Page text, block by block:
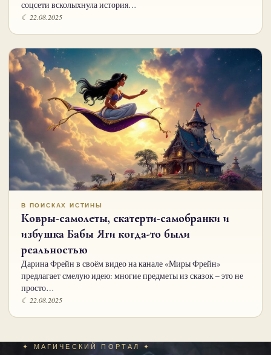
соцсети всколыхнула история…
☾ 22.08.2025
В ПОИСКАХ ИСТИНЫ
Ковры-самолеты, скатерти-самобранки и
избушка Бабы Яги когда-то были
реальностью
Дарина Фрейн в своём видео на канале «Миры Фрейн»
предлагает смелую идею: многие предметы из сказок – это не
просто…
☾ 22.08.2025
✦ МАГИЧЕСКИЙ ПОРТАЛ ✦